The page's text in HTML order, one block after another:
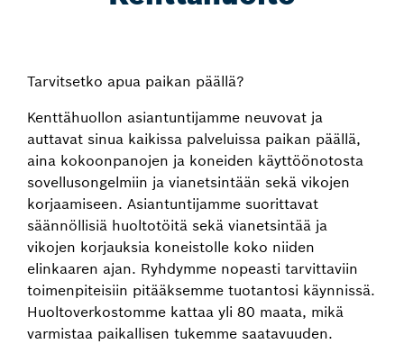
Tarvitsetko apua paikan päällä?
Kenttähuollon asiantuntijamme neuvovat ja
auttavat sinua kaikissa palveluissa paikan päällä,
aina kokoonpanojen ja koneiden käyttöönotosta
sovellusongelmiin ja vianetsintään sekä vikojen
korjaamiseen. Asiantuntijamme suorittavat
säännöllisiä huoltotöitä sekä vianetsintää ja
vikojen korjauksia koneistolle koko niiden
elinkaaren ajan. Ryhdymme nopeasti tarvittaviin
toimenpiteisiin pitääksemme tuotantosi käynnissä.
Huoltoverkostomme kattaa yli 80 maata, mikä
varmistaa paikallisen tukemme saatavuuden.